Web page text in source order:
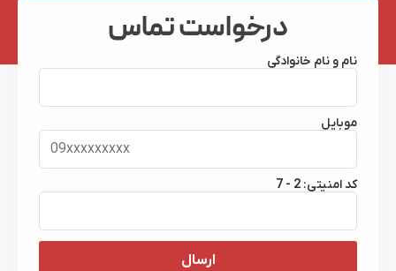
درخواست تماس
نام و نام خانوادگی
موبایل
کد امنیتی: 7 - 2
ارسال